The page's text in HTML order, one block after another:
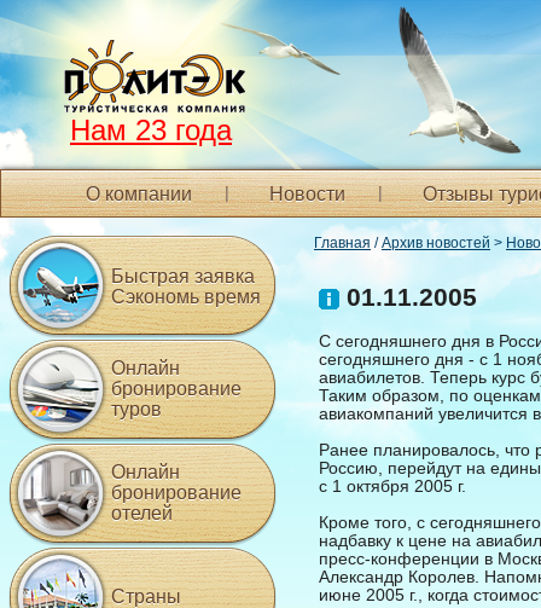
Нам 23 года
О компании Новости Отзывы
Главная /Архив новостей >
01.11.2005
С сегодняшнего дня в
сегодняшнего дня - с 1
авиабилетов. Теперь курс
Таким образом, по
авиакомпаний увеличится
Ранее планировалось,
Россию, перейдут на
с 1 октября 2005 г.
Кроме того, с
надбавку к цене на
пресс-конференции в
Александр Королев.
июне 2005 г., когда
Быстрая заявка
Сэкономь время
Онлайн
бронирование
туров
Онлайн
бронирование
отелей
Страны